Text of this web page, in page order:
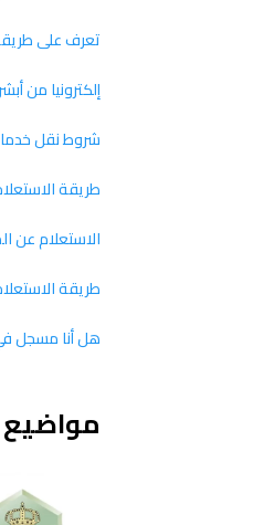
تعرف على
إلكترونيا من
شروط نقل خدمات عامل وافد 1444 رابط الاستعلام
طريقة
الاستعلام عن المساعدة المقطوعة
طريقة
هل أنا مسجل